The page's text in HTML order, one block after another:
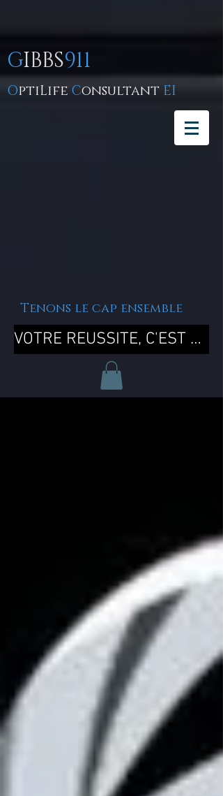
GIBBS911
OptiLife Consultant EI
Tenons le cap ensemble
VOTRE REUSSITE, C'EST MA REUSSITE !